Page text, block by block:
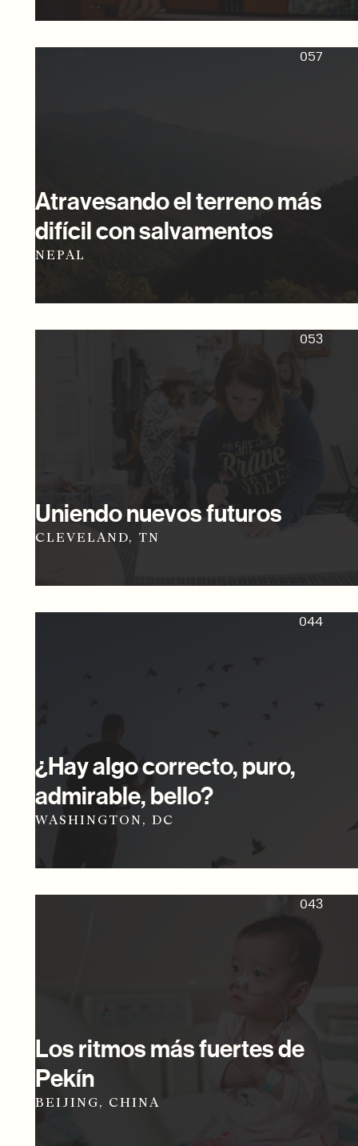
057
Atravesando el terreno más
difícil con salvamentos
NEPAL
053
Uniendo nuevos futuros
CLEVELAND, TN
044
¿Hay algo correcto, puro,
admirable, bello?
WASHINGTON, DC
043
Los ritmos más fuertes de
Pekín
BEIJING, CHINA